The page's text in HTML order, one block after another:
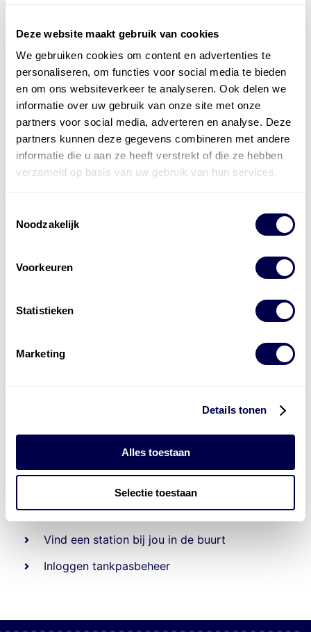
Deze website maakt gebruik van cookies
We gebruiken cookies om content en advertenties te
personaliseren, om functies voor social media te bieden
en om ons websiteverkeer te analyseren. Ook delen we
informatie over uw gebruik van onze site met onze
partners voor social media, adverteren en analyse. Deze
partners kunnen deze gegevens combineren met andere
informatie die u aan ze heeft verstrekt of die ze hebben
verzameld op basis van uw gebruik van hun services.
Noodzakelijk
Voorkeuren
Statistieken
Marketing
Details tonen
Alles toestaan
Selectie toestaan
Officieel distributeur met Mobil Smeermiddelen
voor alle sectoren
Welke olie heb ik nodig
Alle producten bekijken
ReferentiesKwikfit,Roba ,de Groot
tankstationsen duizenden
laadpassen
Den Hartog tank- en laadpas
Vind een station bij jou in de buurt
Inloggen tankpasbeheer